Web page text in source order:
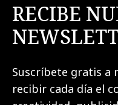
RECIBE
Suscríbete gratis a
recibir cada día el